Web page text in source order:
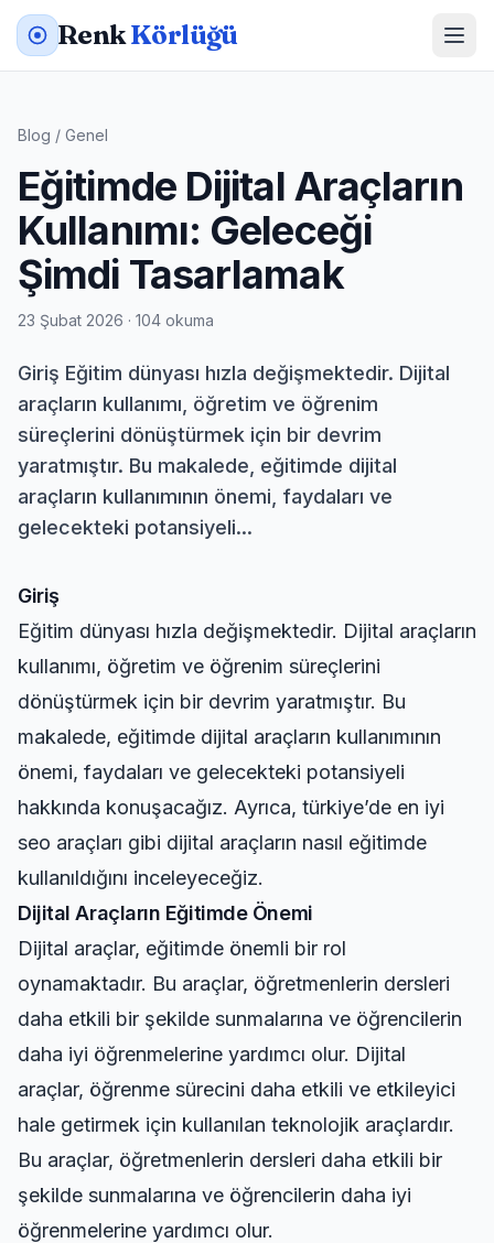
RenkKörlüğü
Blog / Genel
Eğitimde Dijital Araçların
Kullanımı: Geleceği
Şimdi Tasarlamak
23 Şubat 2026 · 104 okuma
Giriş Eğitim dünyası hızla değişmektedir. Dijital
araçların kullanımı, öğretim ve öğrenim
süreçlerini dönüştürmek için bir devrim
yaratmıştır. Bu makalede, eğitimde dijital
araçların kullanımının önemi, faydaları ve
gelecekteki potansiyeli...
Giriş
Eğitim dünyası hızla değişmektedir. Dijital araçların
kullanımı, öğretim ve öğrenim süreçlerini
dönüştürmek için bir devrim yaratmıştır. Bu
makalede, eğitimde dijital araçların kullanımının
önemi, faydaları ve gelecekteki potansiyeli
hakkında konuşacağız. Ayrıca, türkiye’de en iyi
seo araçları gibi dijital araçların nasıl eğitimde
kullanıldığını inceleyeceğiz.
Dijital Araçların Eğitimde Önemi
Dijital araçlar, eğitimde önemli bir rol
oynamaktadır. Bu araçlar, öğretmenlerin dersleri
daha etkili bir şekilde sunmalarına ve öğrencilerin
daha iyi öğrenmelerine yardımcı olur. Dijital
araçlar, öğrenme sürecini daha etkili ve etkileyici
hale getirmek için kullanılan teknolojik araçlardır.
Bu araçlar, öğretmenlerin dersleri daha etkili bir
şekilde sunmalarına ve öğrencilerin daha iyi
öğrenmelerine yardımcı olur.